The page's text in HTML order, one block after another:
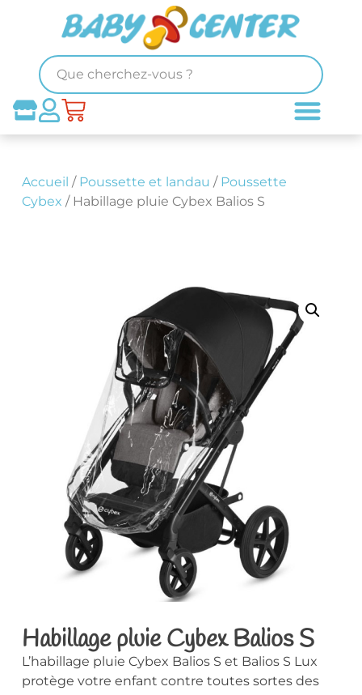
Accueil / Poussette et landau / Poussette
Cybex / Habillage pluie Cybex Balios S
Habillage pluie Cybex Balios S
L’habillage pluie Cybex Balios S et Balios S Lux
protège votre enfant contre toutes sortes des